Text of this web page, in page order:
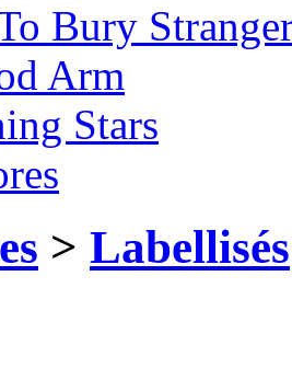
Bury
Arm
Stars
> Labellisés